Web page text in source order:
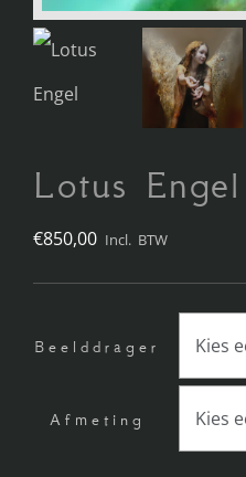
Lotus Engel
€850,00 Incl. BTW
Beelddrager
Afmeting